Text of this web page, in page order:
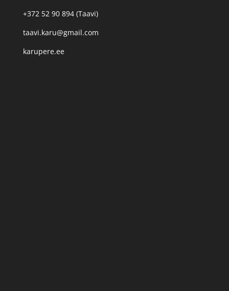
+372 52 90 894 (Taavi)
taavi.karu@gmail.com
karupere.ee